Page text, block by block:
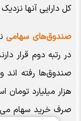
کل دارایی آنها نزدیک به۵۰ هزار میلیارد
صندوق‌های سهامی
هزار میلیارد
صرف خرید سهام می